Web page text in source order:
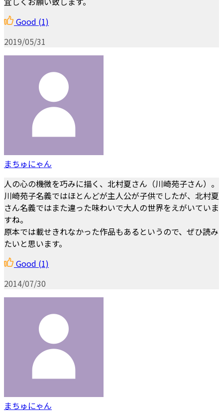
Good (1)
2019/05/31
まちゅにゃん
人の心の機微を巧みに描く、北村夏さん（川崎苑子さん）。
川崎苑子名義ではほとんどが主人公が子供でしたが、北村夏
さん名義ではまた違った味わいで大人の世界をえがいていま
すね。
原本では載せきれなかった作品もあるというので、ぜひ読み
たいと思います。
Good (1)
2014/07/30
まちゅにゃん